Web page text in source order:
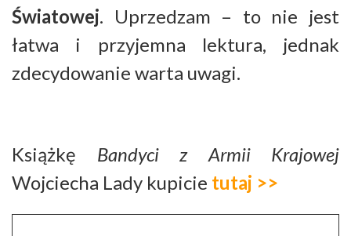
Światowej. Uprzedzam – to nie jest
łatwa i przyjemna lektura, jednak
zdecydowanie warta uwagi.
Książkę Bandyci z Armii Krajowej
Wojciecha Lady kupicie tutaj >>